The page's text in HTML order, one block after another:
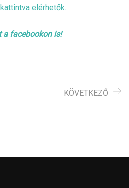
elérhetők.
a facebookon is!
KÖVETKEZŐ